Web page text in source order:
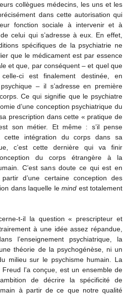
collègues médecins, les uns et les
dans cette autorisation qui
fonction sociale à intervenir et à
celui qui s’adresse à eux. En effet,
spécifiques de la psychiatrie ne
que le médicament est par essence
et que, par conséquent – et quel que
ci est finalement destinée, en
psychique – il s’adresse en première
Ce qui signifie que le psychiatre
d’une conception psychiatrique du
prescription dans cette « pratique de
son métier. Et même : s’il pense
cette intégration du corps dans sa
c’est cette dernière qui va finir
du corps étrangère à la
C’est sans doute ce qui est en
d’une certaine conception des
dans laquelle lemind est totalement
t-il la question « prescripteur et
à une idée assez répandue,
l’enseignement psychiatrique, la
théorie de la psychogénèse, ni un
milieu sur le psychisme humain. La
l’a conçue, est un ensemble de
de décrire la spécificité de
à partir de ce que notre qualité